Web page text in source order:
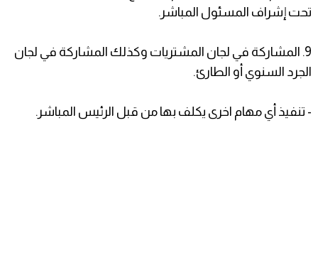
تحت إشراف المسئول المباشر.
9. المشاركة في لجان المشتريات وكذلك المشاركة في لجان
الجرد السنوي أو الطارئ.
- تنفيذ أي مهام اخرى يكلف بها من قبل الرئيس المباشر.